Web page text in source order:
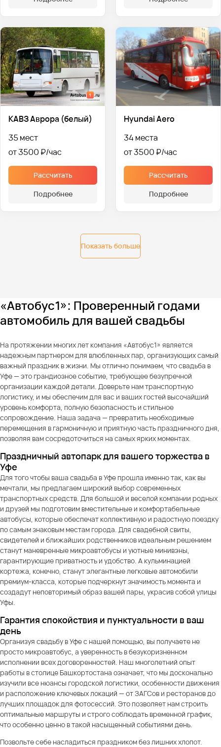
КАВЗ Аврора (белый)
35 мест
от 3500 ₽
Рассчитать
Подробнее
Hyundai Aero
34 места
от 3500 ₽
Рассчитать
Подробнее
Показать больше
«Автобус1»: Проверенный годами
автомобиль для вашей свадьбы
На протяжении многих лет компания «Автобус1» является
надежным партнером для влюбленных пар, организующих самый
важный праздник в жизни. Мы отлично понимаем, что свадьба в
Уфе — это грандиозное событие, требующее безупречной
организации каждой детали. Доверьте нам транспортную
логистику, и мы обеспечим для вас и ваших гостей высочайший
уровень комфорта, полную безопасность и стильное
сопровождение. Наша задача — превратить необходимые
перемещения в гармоничную и приятную часть праздничного дня,
позволяя вам сосредоточиться на самых ярких моментах.
Праздничный автопарк для вашего торжества в
Уфе
Для того чтобы ваша свадьба в Уфе прошла именно так, как вы
мечтали, мы предлагаем широкий выбор современных
транспортных средств. Для большой и веселой компании родных
и друзей мы подготовим вместительные и комфортабельные
автобусы, которые обеспечат коллективную и радостную поездку
по самым знаковым местам города. Для свадебной свиты,
свидетелей и ближайших родственников идеальным решением
станут маневренные микроавтобусы и уютные минивэны,
гарантирующие приватность и удобство. А кульминацией
кортежа, конечно, станут элегантные легковые автомобили
премиум-класса, которые подчеркнут значимость момента и
создадут неповторимый образ вашей пары, украсив собой улицы
Уфы.
Гарантия спокойствия и пунктуальности в ваш
день
Организуя свадьбу в Уфе с нашей помощью, вы получаете не
просто микроавтобус, а уверенность в безукоризненном
исполнении всех договоренностей. Наш многолетний опыт
работы в столице Башкортостана означает, что мы досконально
изучили все нюансы городской логистики, особенности движения
и расположение ключевых локаций — от ЗАГСов и ресторанов до
лучших площадок для фотосессий. Это позволяет нам строить
оптимальные маршруты и строго соблюдать временной график,
что особенно ценно в такой насыщенный событиями день.
Позвольте себе насладиться праздником без лишних хлопот.